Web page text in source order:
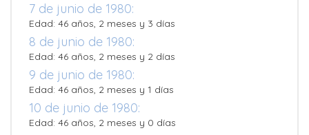
7 de junio de 1980:
Edad: 46 años, 2 meses y 3 días
8 de junio de 1980:
Edad: 46 años, 2 meses y 2 días
9 de junio de 1980:
Edad: 46 años, 2 meses y 1 días
10 de junio de 1980:
Edad: 46 años, 2 meses y 0 días